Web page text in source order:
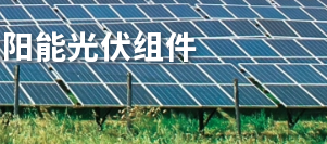
能光伏组件